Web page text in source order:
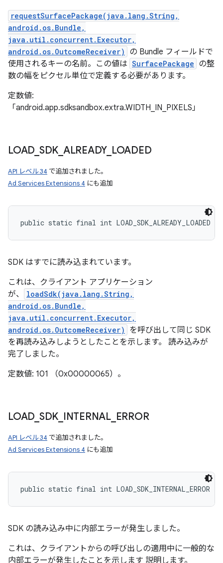
requestSurfacePackage(java.lang.String,
android.os.Bundle,
java.util.concurrent.Executor,
android.os.OutcomeReceiver)
の Bundle フィールドで
使用されるキーの名前。この値は SurfacePackage の整
数の幅をピクセル単位で定義する必要があります。
定数値:
「android.app.sdksandbox.extra.WIDTH_IN_PIXELS」
LOAD SDK ALREADY_ LOADED
API レベル 34 で追加されました。
Ad Services Extensions 4 にも追加
public static final int LOAD_SDK_ALREADY_LOADED
SDK はすでに読み込まれています。
これは、クライアント アプリケーション
が、
loadSdk(java.lang.String,
android.os.Bundle,
java.util.concurrent.Executor,
android.os.OutcomeReceiver)
を呼び出して同じ SDK
を再読み込みしようとしたことを示します。 読み込みが
完了しました。
定数値: 101 （0x00000065）。
LOAD SDK INTERNAL_ ERROR
API レベル 34 で追加されました。
Ad Services Extensions 4 にも追加
public static final int LOAD_SDK_INTERNAL_ERROR
SDK の読み込み中に内部エラーが発生しました。
これは、クライアントからの呼び出しの適用中に一般的な
内部エラーが発生したことを示します 説明します。